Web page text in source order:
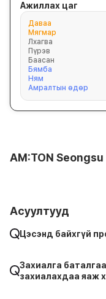
Ажиллах цаг
Даваа
Мягмар
Лхагва
Пүрэв
Баасан
Бямба
Ням
Амралтын өдөр
AM:TON
Асуултууд
Цэсэнд байхгүй
Захиалга
захиалахдаа яаж